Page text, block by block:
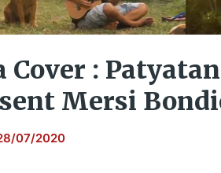
Cover :
Mersi
07/2020